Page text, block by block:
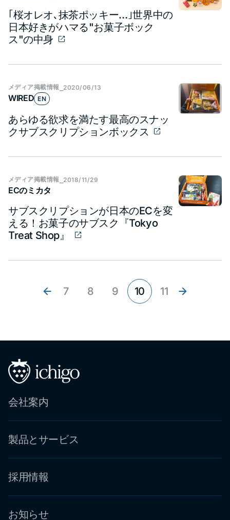
｢桜オレオ､抹茶ポッキー…｣世界中の
日本好きがハマる"お菓子ボック
ス"の中身
メディア​掲載情報 2020/06/13
WIRED EN
あらゆる欲求を満たす最高のスナッ
クサブスクリプションボックス
メディア​掲載情報 2018/11/29
ECのミカタ
サブスクリプションが日本のECを変
える！お菓子のサブスク『Tokyo
Treat Shop』
7 8 9 10 11
会社案内
製品とサービス
採用情報
お知らせ